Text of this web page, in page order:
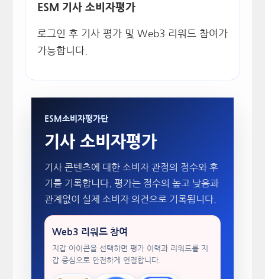
ESM 기사 소비자평가
로그인 후 기사 평가 및 Web3 리워드 참여가
가능합니다.
ESM소비자평가단
기사 소비자평가
기사 콘텐츠에 대한 소비자 관점의 점수와 후
기를 기록합니다. 평가는 점수의 높고 낮음과
관계없이 실제 소비자 의견으로 기록됩니다.
Web3 리워드 참여
지갑 아이콘을 선택하면 평가 이력과 리워드를 지
갑 중심으로 안전하게 연결합니다.